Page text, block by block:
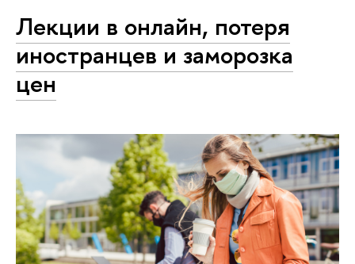
Лекции в онлайн, потеря
иностранцев и заморозка
цен